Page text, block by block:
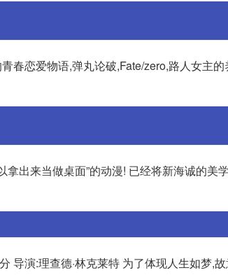
春恋爱物语,弹丸论破,Fate/zero,路人女主
出来当做桌面”的动漫! 已经将新海诚的美
演:理查德·林克莱特 为了体现人生如梦,故